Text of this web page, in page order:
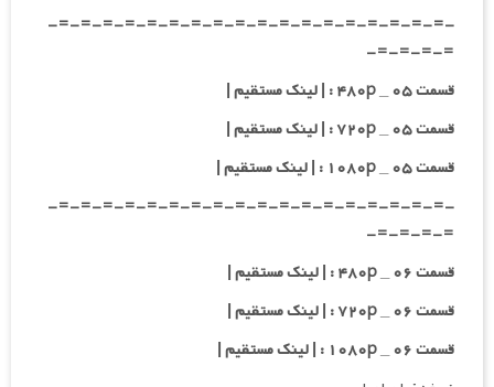
-=-=-=-=-=-=-=-=-=-=-=-=-=-=-=-=-=-=-
=-=-=-=-
قسمت ۰۵ _ ۴۸۰p : | لینک مستقیم |
قسمت ۰۵ _ ۷۲۰p : | لینک مستقیم |
قسمت ۰۵ _ ۱۰۸۰p : | لینک مستقیم |
-=-=-=-=-=-=-=-=-=-=-=-=-=-=-=-=-=-=-
=-=-=-=-
قسمت ۰۶ _ ۴۸۰p : | لینک مستقیم |
قسمت ۰۶ _ ۷۲۰p : | لینک مستقیم |
قسمت ۰۶ _ ۱۰۸۰p : | لینک مستقیم |